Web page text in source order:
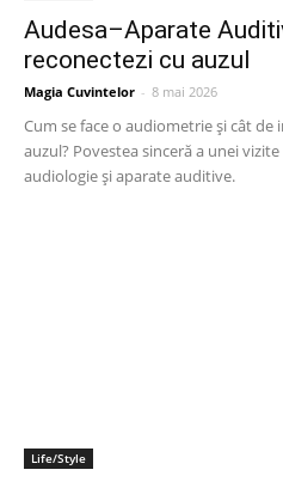
Audesa–Aparate
reconectezi cu auzul
Magia Cuvintelor - 8 mai 2026
Cum se face o audiometrie și cât
auzul? Povestea sinceră a unei
audiologie și aparate auditive.
Life/Style